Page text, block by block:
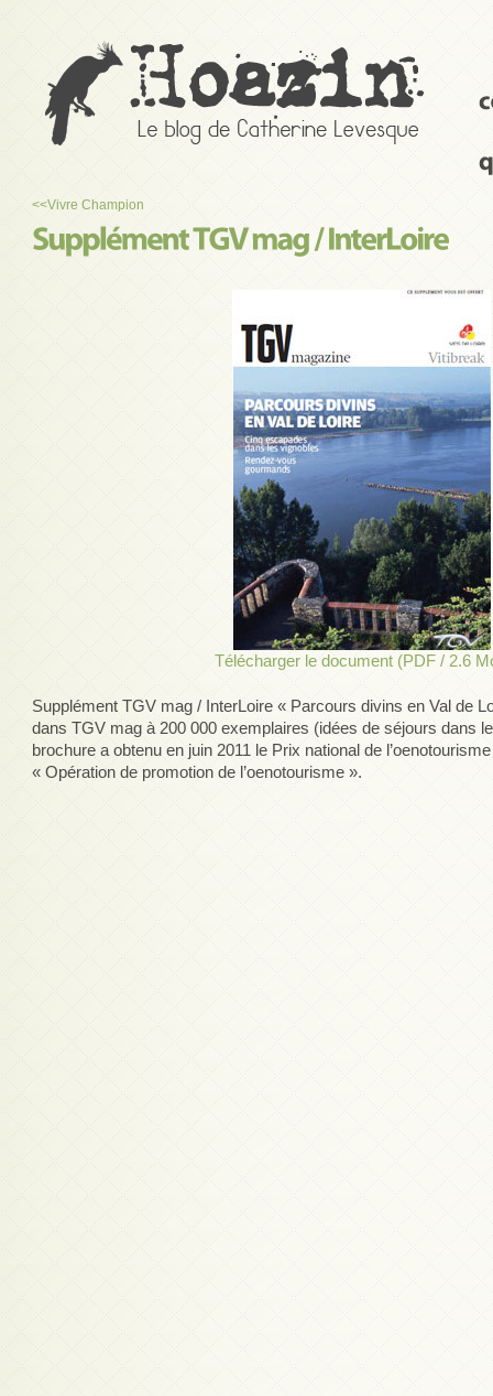
<<Vivre Champion
Télécharger le document (PDF / 2.6
Supplément TGV mag / InterLoire « Parcours divins en Val de
dans TGV mag à 200 000 exemplaires (idées de séjours dans
brochure a obtenu en juin 2011 le Prix national de
« Opération de promotion de l’oenotourisme ».